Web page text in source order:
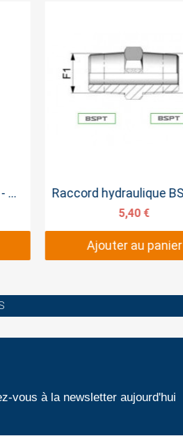
Raccord hydraulique BSP - BSPT 3/8BSP 3/8BSPT Aperçu rapide
5,40 €
Ajouter au panier
vous à la newsletter aujourd'hui